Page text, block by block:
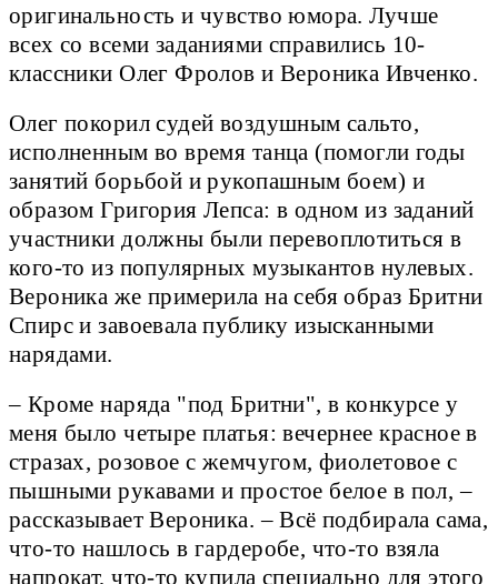
оригинальность и чувство юмора. Лучше
всех со всеми заданиями справились 10-
классники Олег Фролов и Вероника Ивченко.
Олег покорил судей воздушным сальто,
исполненным во время танца (помогли годы
занятий борьбой и рукопашным боем) и
образом Григория Лепса: в одном из заданий
участники должны были перевоплотиться в
кого-то из популярных музыкантов нулевых.
Вероника же примерила на себя образ Бритни
Спирс и завоевала публику изысканными
нарядами.
– Кроме наряда "под Бритни", в конкурсе у
меня было четыре платья: вечернее красное в
стразах, розовое с жемчугом, фиолетовое с
пышными рукавами и простое белое в пол, –
рассказывает Вероника. – Всё подбирала сама,
что-то нашлось в гардеробе, что-то взяла
напрокат, что-то купила специально для этого